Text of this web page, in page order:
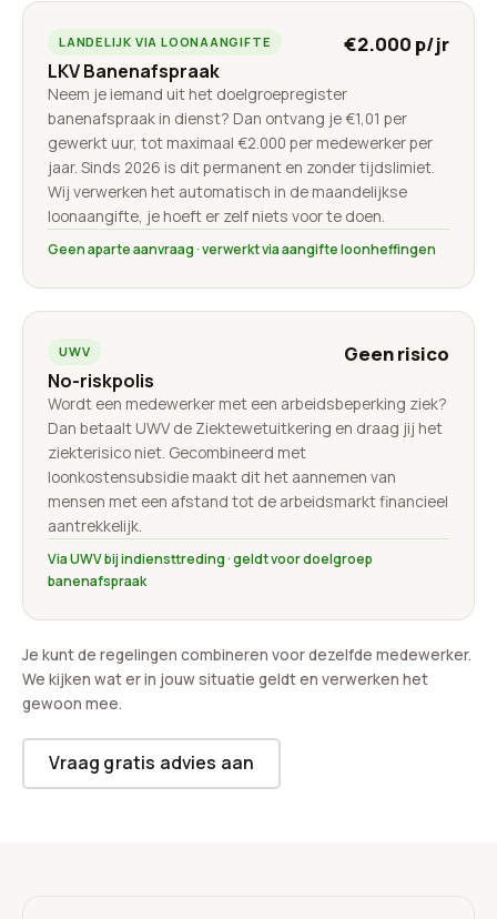
LANDELIJK VIA LOONAANGIFTE €2.000 p/jr
LKV Banenafspraak
Neem je iemand uit het doelgroepregister
banenafspraak in dienst? Dan ontvang je €1,01 per
gewerkt uur, tot maximaal €2.000 per medewerker per
jaar. Sinds 2026 is dit permanent en zonder tijdslimiet.
Wij verwerken het automatisch in de maandelijkse
loonaangifte, je hoeft er zelf niets voor te doen.
Geen aparte aanvraag · verwerkt via aangifte loonheffingen
UWV Geen risico
No-riskpolis
Wordt een medewerker met een arbeidsbeperking ziek?
Dan betaalt UWV de Ziektewetuitkering en draag jij het
ziekterisico niet. Gecombineerd met
loonkostensubsidie maakt dit het aannemen van
mensen met een afstand tot de arbeidsmarkt financieel
aantrekkelijk.
Via UWV bij indiensttreding · geldt voor doelgroep
banenafspraak
Je kunt de regelingen combineren voor dezelfde medewerker.
We kijken wat er in jouw situatie geldt en verwerken het
gewoon mee.
Vraag gratis advies aan